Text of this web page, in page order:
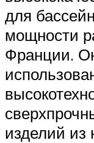
для
мощности
Франции.
изделий из